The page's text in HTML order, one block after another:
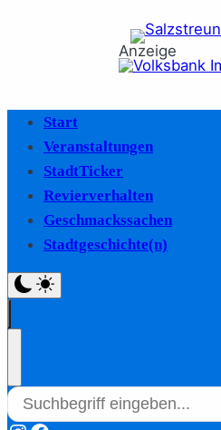
Anzeige
Start
Veranstaltungen
StadtTicker
Revierverhalten
Geschmackssachen
Stadtgeschichte(n)